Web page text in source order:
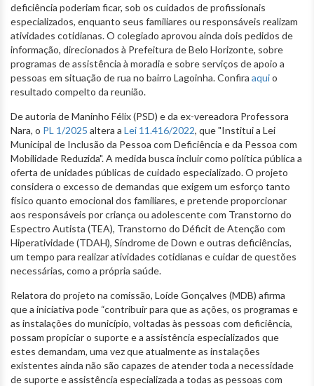
deficiência poderiam ficar, sob os cuidados de profissionais
especializados, enquanto seus familiares ou responsáveis realizam
atividades cotidianas. O colegiado aprovou ainda dois pedidos de
informação, direcionados à Prefeitura de Belo Horizonte, sobre
programas de assistência à moradia e sobre serviços de apoio a
pessoas em situação de rua no bairro Lagoinha. Confira aquio
resultado compelto da reunião.
De autoria de Maninho Félix (PSD) e da ex-vereadora Professora
Nara, o PL 1/2025 altera a Lei 11.416/2022, que "Institui a Lei
Municipal de Inclusão da Pessoa com Deficiência e da Pessoa com
Mobilidade Reduzida". A medida busca incluir como política pública a
oferta de unidades públicas de cuidado especializado. O projeto
considera o excesso de demandas que exigem um esforço tanto
físico quanto emocional dos familiares, e pretende proporcionar
aos responsáveis por criança ou adolescente com Transtorno do
Espectro Autista (TEA), Transtorno do Déficit de Atenção com
Hiperatividade (TDAH), Síndrome de Down e outras deficiências,
um tempo para realizar atividades cotidianas e cuidar de questões
necessárias, como a própria saúde.
Relatora do projeto na comissão, Loíde Gonçalves (MDB) afirma
que a iniciativa pode “contribuir para que as ações, os programas e
as instalações do município, voltadas às pessoas com deficiência,
possam propiciar o suporte e a assistência especializados que
estes demandam, uma vez que atualmente as instalações
existentes ainda não são capazes de atender toda a necessidade
de suporte e assistência especializada a todas as pessoas com